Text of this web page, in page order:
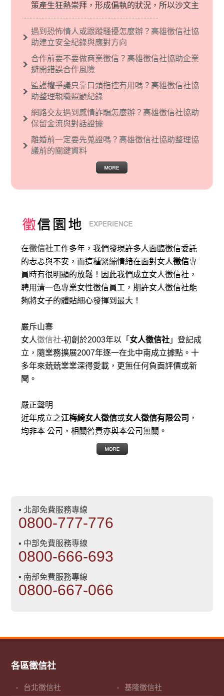
策產生狂熱崇拜，形成偏執的狀況，所以沙文主
義後來就被拿來暗指偏見和歧視，而且有沙文主
義傾向的人，通常對於自己的國家和民族有超強
烈的卓越感，因而瞧不起其他國家的人，所以沙
現了男性沙文…
遇到恐怖情人或跟蹤騷擾怎麼辦？高雄徵信社協
助建立安全紀錄與應對方向
合作前要不要做商業徵信？高雄徵信社協助企業
避開錯誤合作風險
監護權爭議只靠口頭指控有用嗎？高雄徵信社協
助整理親職照顧紀錄
網路交友遇到感情詐騙怎麼辦？高雄徵信社協助
保留金流與對話證據
離婚前一定要先蒐證嗎？高雄徵信社協助整理協
議前的關鍵資料
在徵信社工作多年，我們發現許多人面臨徵信委託
的忐忑與不安，而這種緊繃情緒在面對女人徵信專
員時有很明顯的放鬆！因此我們成立女人徵信社，
聘用清一色專業女性徵信員工，期許女人徵信社能
夠將女子的體貼細心發揮到最大 ！
嚴斥山寨
女人徵信社-初創於2003年以「 女人徵信社 」登記成
立，隨業務擴展2007年逐一在北中南成立據點。十
多年來兢兢業業深得愛載，更無任何負面評價或新
聞。
嚴正聲明
近年成立之江梅綺女人徵信或女人徵信有限公司 ，
均非本 公司，相關咎責亦與本公司無關。
▪ 北部免費服務專線
0800-777-776
▪ 中部免費服務專線
0800-666-693
▪ 南部免費服務專線
0800-667-066
各區徵信社
台北徵信社 基隆徵信社